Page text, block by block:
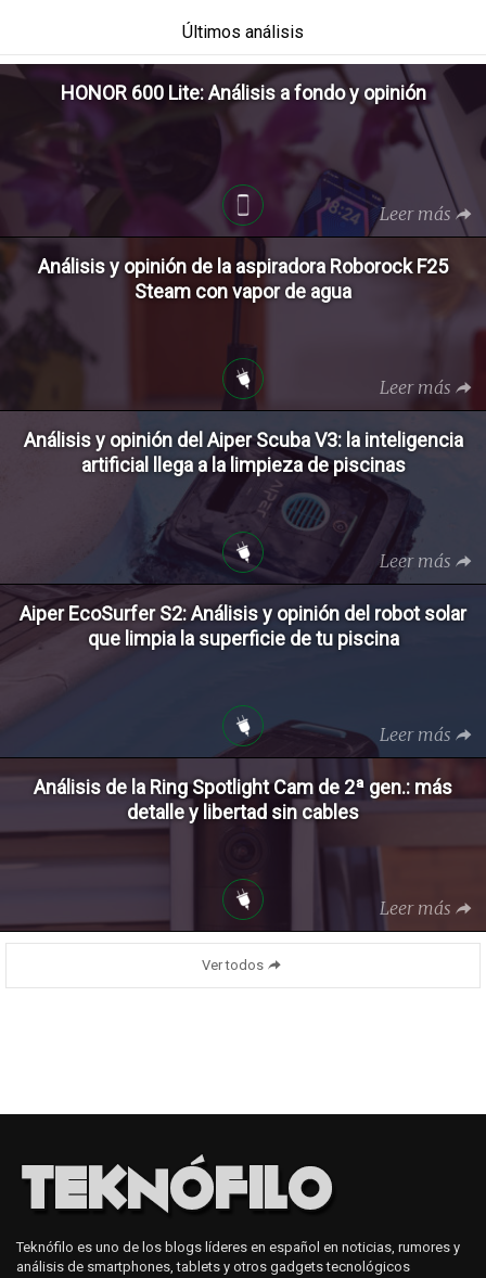
Últimos análisis
HONOR 600 Lite: Análisis a fondo y opinión
Leer más
Análisis y opinión de la aspiradora Roborock F25
Steam con vapor de agua
Leer más
Análisis y opinión del Aiper Scuba V3: la inteligencia
artificial llega a la limpieza de piscinas
Leer más
Aiper EcoSurfer S2: Análisis y opinión del robot solar
que limpia la superficie de tu piscina
Leer más
Análisis de la Ring Spotlight Cam de 2ª gen.: más
detalle y libertad sin cables
Leer más
Ver todos
Teknófilo es uno de los blogs líderes en español en noticias, rumores y
análisis de smartphones, tablets y otros gadgets tecnológicos